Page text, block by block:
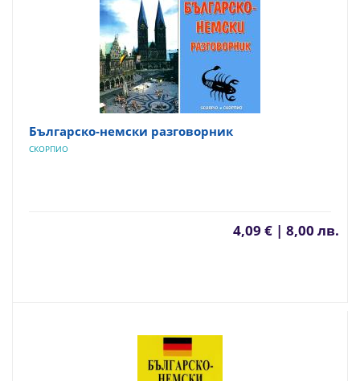
Българско-немски разговорник
СКОРПИО
4,09 € | 8,00 лв.